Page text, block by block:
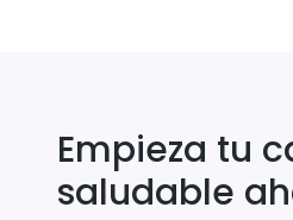
Empieza tu
saludable